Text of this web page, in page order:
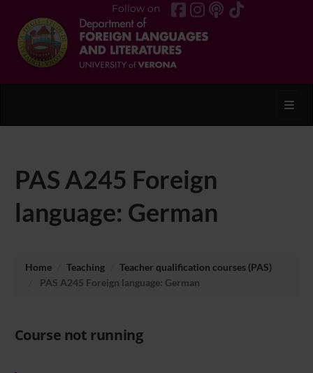
Follow on
PAS A245 Foreign
language: German
Home Teaching
Teacher qualification courses (PAS)
PAS A245 Foreign language: German
Course not running